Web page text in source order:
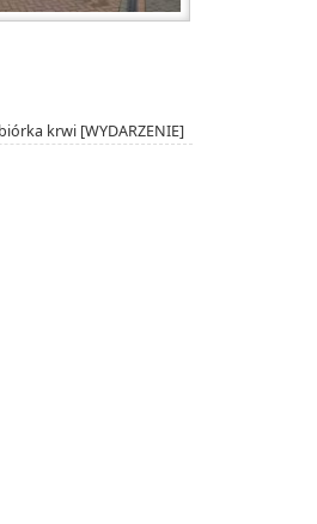
krwi [WYDARZENIE]